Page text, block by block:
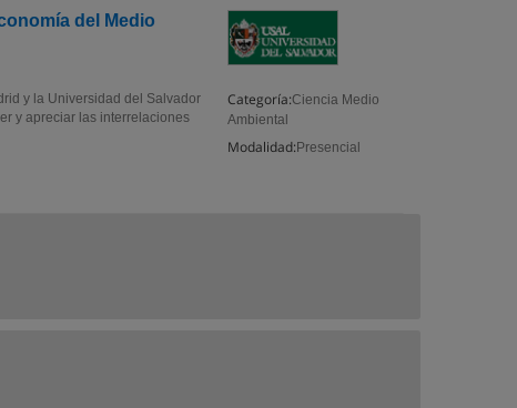
del Medio
Categoría:Ciencia Medio
Ambiental
Modalidad: Presencial
y la Universidad del Salvador
y apreciar las interrelaciones